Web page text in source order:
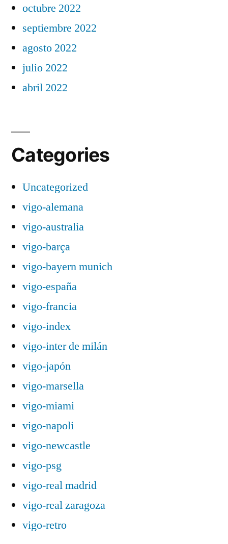
octubre 2022
septiembre 2022
agosto 2022
julio 2022
abril 2022
Categories
Uncategorized
vigo-alemana
vigo-australia
vigo-barça
vigo-bayern munich
vigo-españa
vigo-francia
vigo-index
vigo-inter de milán
vigo-japón
vigo-marsella
vigo-miami
vigo-napoli
vigo-newcastle
vigo-psg
vigo-real madrid
vigo-real zaragoza
vigo-retro